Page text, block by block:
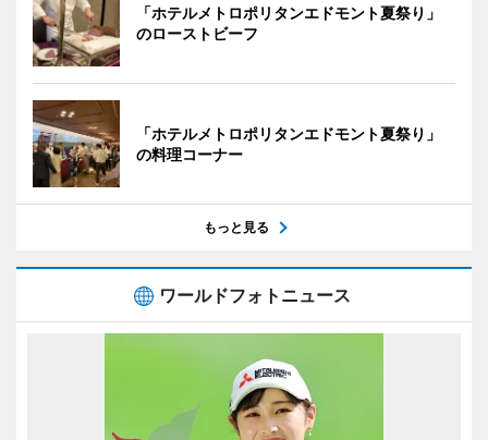
「ホテルメトロポリタンエドモント夏祭り」
のローストビーフ
「ホテルメトロポリタンエドモント夏祭り」
の料理コーナー
もっと見る
ワールドフォトニュース